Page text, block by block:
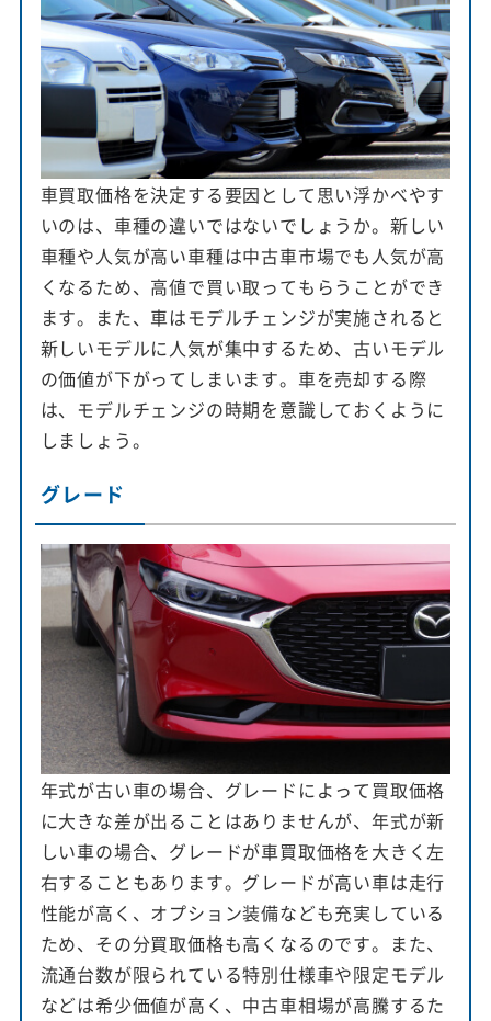
車買取価格を決定する要因として思い浮かべやす
いのは、車種の違いではないでしょうか。新しい
車種や人気が高い車種は中古車市場でも人気が高
くなるため、高値で買い取ってもらうことができ
ます。また、車はモデルチェンジが実施されると
新しいモデルに人気が集中するため、古いモデル
の価値が下がってしまいます。車を売却する際
は、モデルチェンジの時期を意識しておくように
しましょう。
グレード
年式が古い車の場合、グレードによって買取価格
に大きな差が出ることはありませんが、年式が新
しい車の場合、グレードが車買取価格を大きく左
右することもあります。グレードが高い車は走行
性能が高く、オプション装備なども充実している
ため、その分買取価格も高くなるのです。また、
流通台数が限られている特別仕様車や限定モデル
などは希少価値が高く、中古車相場が高騰するた